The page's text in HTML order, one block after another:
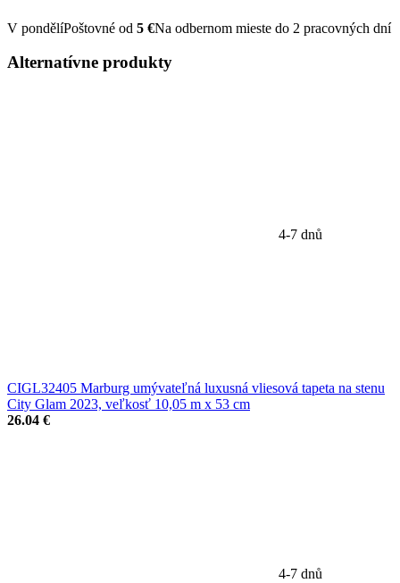
V pondělíPoštovné od 5 €Na odbernom mieste do 2 pracovných dní
Alternatívne produkty
4-7 dnů
CIGL32405 Marburg umývateľná luxusná vliesová tapeta na stenu
City Glam 2023, veľkosť 10,05 m x 53 cm
26.04 €
4-7 dnů